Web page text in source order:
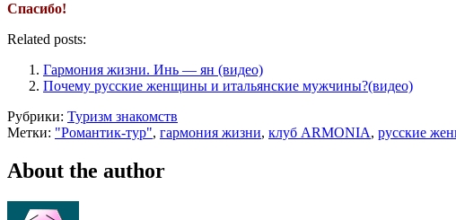
Спасибо!
Related posts:
Гармония жизни. Инь — ян (видео)
Почему русские женщины и итальянские мужчины?(видео)
Рубрики: Туризм знакомств
Метки: "Романтик-тур", гармония жизни, клуб ARMONIA, русские
About the author